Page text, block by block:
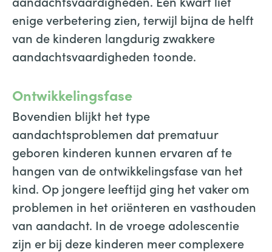
enige verbetering zien, terwijl bijna de helft
van de kinderen langdurig zwakkere
aandachtsvaardigheden toonde.
Ontwikkelingsfase
Bovendien blijkt het type
aandachtsproblemen dat prematuur
geboren kinderen kunnen ervaren af te
hangen van de ontwikkelingsfase van het
kind. Op jongere leeftijd ging het vaker om
problemen in het oriënteren en vasthouden
van aandacht. In de vroege adolescentie
zijn er bij deze kinderen meer complexere